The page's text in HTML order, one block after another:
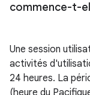
commence-t-
Une session
activités
24 heures. La
(heure du